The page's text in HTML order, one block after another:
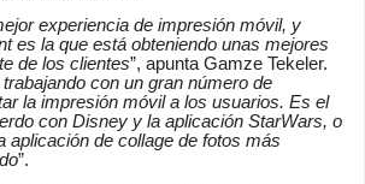
experiencia de impresión móvil, y
es la que está obteniendo unas mejores
de los clientes”, apunta Gamze Tekeler.
con un gran número de
la impresión móvil a los usuarios. Es el
con Disney y la aplicación StarWars, o
aplicación de collage de fotos más
”.